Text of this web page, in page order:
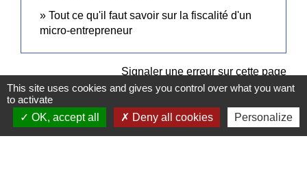
Tout ce qu'il faut savoir sur la fiscalité d'un
micro-entrepreneur
Signaler une erreur sur cette page
This site uses cookies and gives you control over what you want
to activate
OK, accept all
Deny all cookies Personalize